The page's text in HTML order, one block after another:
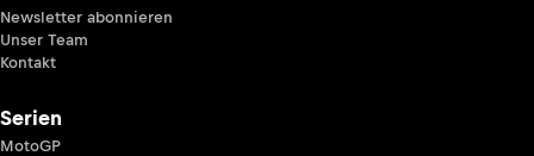
Newsletter abonnieren
Unser Team
Kontakt
Serien
MotoGP